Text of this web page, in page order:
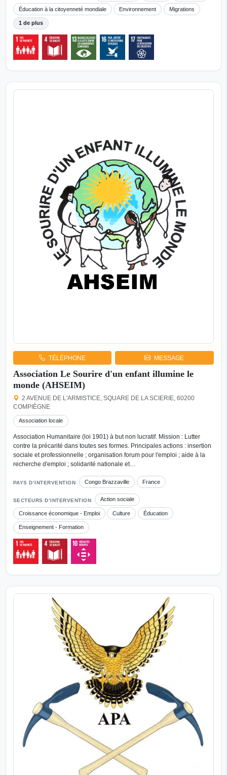
Éducation à la citoyenneté mondiale Environnement Migrations
1 de plus
TÉLÉPHONE MESSAGE
Association Le Sourire d'un enfant illumine le
monde (AHSEIM)
2 AVENUE DE L'ARMISTICE, SQUARE DE LA SCIERIE, 60200
COMPIÈGNE
Association locale
Association Humanitaire (loi 1901) à but non lucratif. Mission : Lutter
contre la précarité dans toutes ses formes. Principales actions : insertion
sociale et professionnelle ; organisation forum pour l'emploi ; aide à la
recherche d'emploi ; solidarité nationale et…
PAYS D’INTERVENTION Congo Brazzaville France
SECTEURS D’INTERVENTION Action sociale
Croissance économique - Emploi Culture Éducation
Enseignement - Formation